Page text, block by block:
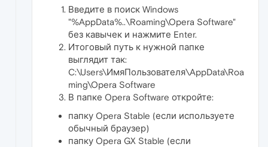
Введите в поиск Windows
"%AppData%..\Roaming\Opera Software"
без кавычек и нажмите Enter.
Итоговый путь к нужной папке
выглядит так:
C:\Users\ИмяПользователя\AppData\Roa
ming\Opera Software
В папке Opera Software откройте:
папку Opera Stable (если используете
обычный браузер)
папку Opera GX Stable (если